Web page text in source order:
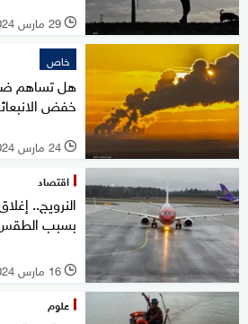
l 29 مارس 2024
خاص
هل تساهم
خفض
l 24 مارس 2024
اقتصاد
النرويج..
بسبب
l 16 مارس 2024
علوم